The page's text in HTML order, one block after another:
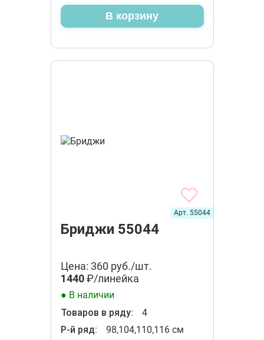
В корзину
Бриджи 55044
Арт. 55044
Цена: 360 руб./шт.
1440₽/линейка
● В наличии
Товаров в ряду:
4
Р-й ряд:
98,104,110,116 см